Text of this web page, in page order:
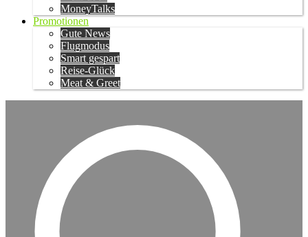
MoneyTalks
Promotionen
Gute News
Flugmodus
Smart gespart
Reise-Glück
Meat & Greet